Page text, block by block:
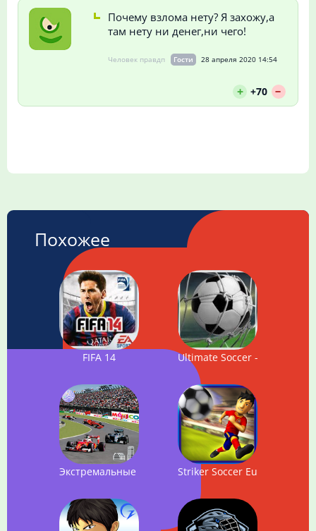
Почему взлома нету? Я захожу,а
там нету ни денег,ни чего!
Человек правдп Гости 28 апреля 2020 14:54
+ +70 --
Похожее
FIFA 14 Ultimate Soccer - Football
Экстремальные гонщики Формулы-1Striker Soccer Euro 2012 Pro